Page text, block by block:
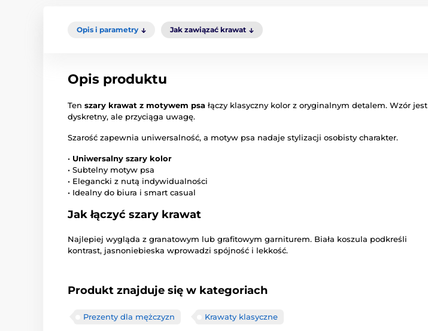
Opis i parametry Jak zawiązać krawat
Opis produktu
Ten szary krawat z motywem psa łączy klasyczny kolor z oryginalnym detalem. Wzór jest
dyskretny, ale przyciąga uwagę.
Szarość zapewnia uniwersalność, a motyw psa nadaje stylizacji osobisty charakter.
• Uniwersalny szary kolor
• Subtelny motyw psa
• Elegancki z nutą indywidualności
• Idealny do biura i smart casual
Jak łączyć szary krawat
Najlepiej wygląda z granatowym lub grafitowym garniturem. Biała koszula podkreśli
kontrast, jasnoniebieska wprowadzi spójność i lekkość.
Produkt znajduje się w kategoriach
Prezenty dla mężczyzn Krawaty klasyczne